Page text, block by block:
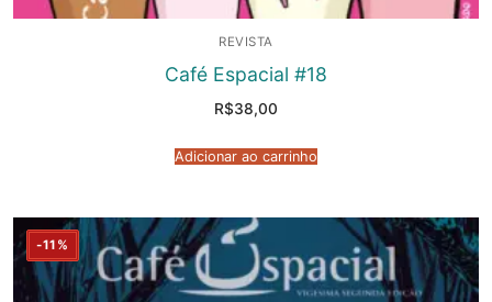
REVISTA
Café Espacial #18
R$38,00
Adicionar ao carrinho
-11%